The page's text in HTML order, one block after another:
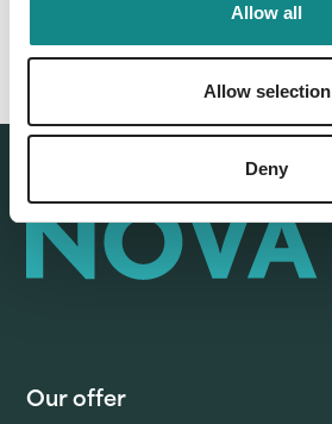
Allow all
Allow selection
Deny
Our offer